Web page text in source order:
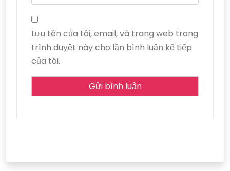
Lưu tên của tôi, email, và trang web trong
trình duyệt này cho lần bình luận kế tiếp
của tôi.